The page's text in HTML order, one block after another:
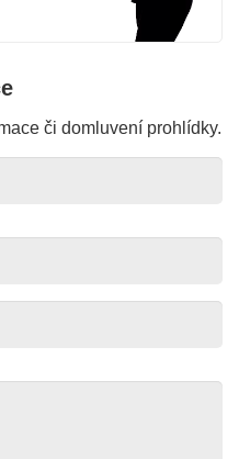
či domluvení prohlídky.